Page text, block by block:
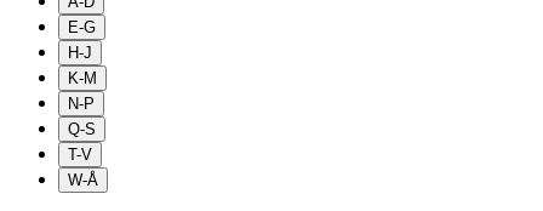
E-G
H-J
K-M
N-P
Q-S
T-V
W-Å